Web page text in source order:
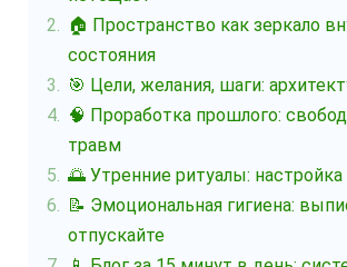
🏠 Пространство как зеркало
состояния
🎯 Цели, желания, шаги:
🧠 Проработка прошлого:
травм
🌅 Утренние ритуалы: настройка
📝 Эмоциональная гигиена:
отпускайте